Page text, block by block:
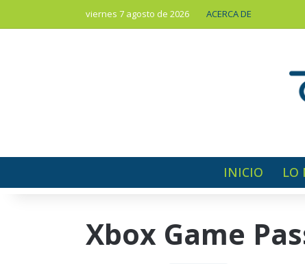
viernes 7 agosto de 2026 ACERCA DE
INICIO LO
Xbox Game